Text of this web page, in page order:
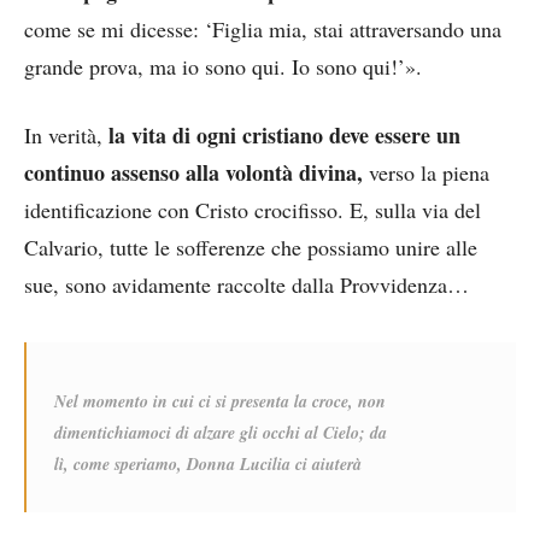
come se mi dicesse: ‘Figlia mia, stai attraversando una
grande prova, ma io sono qui. Io sono qui!’».
In verità, la vita di ogni cristiano deve essere un
continuo assenso alla volontà divina, verso la piena
identificazione con Cristo crocifisso. E, sulla via del
Calvario, tutte le sofferenze che possiamo unire alle
sue, sono avidamente raccolte dalla Provvidenza…
Nel momento in cui ci si presenta la croce, non
dimentichiamoci di alzare gli occhi al Cielo; da
lì, come speriamo, Donna Lucilia ci aiuterà